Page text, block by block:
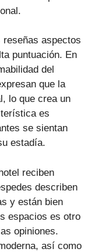
aspectos
puntuación. En
del
que la
lo que crea un
es
se sientan
estadía.
reciben
describen
y están bien
espacios es otro
opiniones.
así como